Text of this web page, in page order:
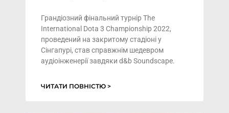
Грандіозний фінальний турнір The
International Dota 3 Championship 2022,
проведений на закритому стадіоні у
Сінгапурі, став справжнім шедевром
аудіоінженерії завдяки d&b Soundscape.
ЧИТАТИ ПОВНІСТЮ >